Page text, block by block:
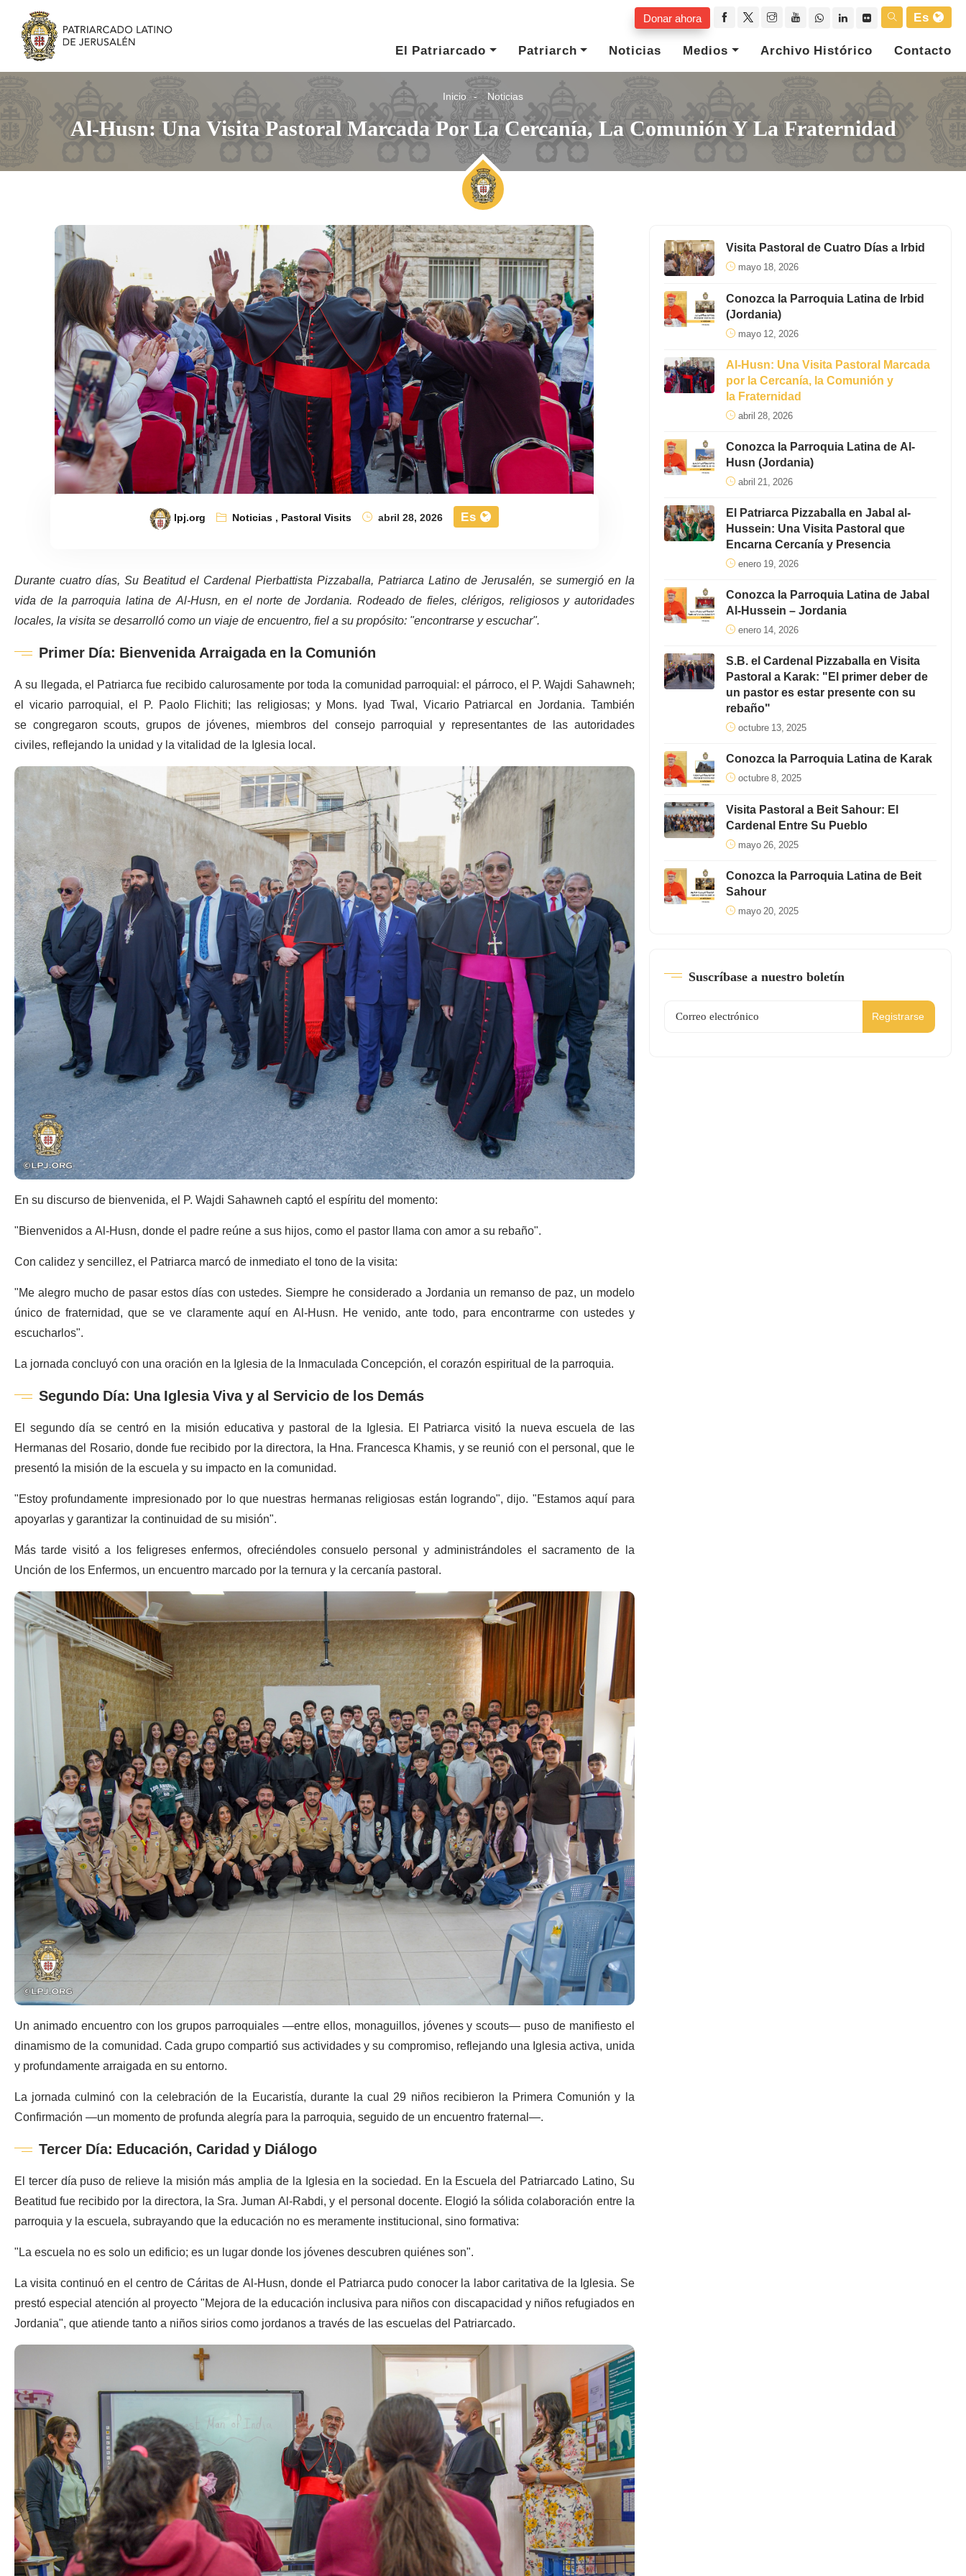
Donar ahora
Es
El Patriarcado
Patriarch Noticias Medios Archivo Histórico Contacto
Inicio Noticias
Al-Husn: Una Visita Pastoral Marcada Por La Cercanía, La Comunión Y La Fraternidad
lpj.org Noticias, Pastoral Visits abril 28, 2026 Es
Durante cuatro días, Su Beatitud el Cardenal Pierbattista Pizzaballa, Patriarca Latino de Jerusalén, se sumergió en la
vida de la parroquia latina de Al-Husn, en el norte de Jordania. Rodeado de fieles, clérigos, religiosos y autoridades
locales, la visita se desarrolló como un viaje de encuentro, fiel a su propósito: "encontrarse y escuchar".
Primer Día: Bienvenida Arraigada en la Comunión
A su llegada, el Patriarca fue recibido calurosamente por toda la comunidad parroquial: el párroco, el P. Wajdi Sahawneh;
el vicario parroquial, el P. Paolo Flichiti; las religiosas; y Mons. Iyad Twal, Vicario Patriarcal en Jordania. También
se congregaron scouts, grupos de jóvenes, miembros del consejo parroquial y representantes de las autoridades
civiles, reflejando la unidad y la vitalidad de la Iglesia local.
En su discurso de bienvenida, el P. Wajdi Sahawneh captó el espíritu del momento:
"Bienvenidos a Al-Husn, donde el padre reúne a sus hijos, como el pastor llama con amor a su rebaño".
Con calidez y sencillez, el Patriarca marcó de inmediato el tono de la visita:
"Me alegro mucho de pasar estos días con ustedes. Siempre he considerado a Jordania un remanso de paz, un modelo
único de fraternidad, que se ve claramente aquí en Al-Husn. He venido, ante todo, para encontrarme con ustedes y
escucharlos".
La jornada concluyó con una oración en la Iglesia de la Inmaculada Concepción, el corazón espiritual de la parroquia.
Segundo Día: Una Iglesia Viva y al Servicio de los Demás
El segundo día se centró en la misión educativa y pastoral de la Iglesia. El Patriarca visitó la nueva escuela de las
Hermanas del Rosario, donde fue recibido por la directora, la Hna. Francesca Khamis, y se reunió con el personal, que le
presentó la misión de la escuela y su impacto en la comunidad.
"Estoy profundamente impresionado por lo que nuestras hermanas religiosas están logrando", dijo. "Estamos aquí para
apoyarlas y garantizar la continuidad de su misión".
Más tarde visitó a los feligreses enfermos, ofreciéndoles consuelo personal y administrándoles el sacramento de la
Unción de los Enfermos, un encuentro marcado por la ternura y la cercanía pastoral.
Un animado encuentro con los grupos parroquiales —entre ellos, monaguillos, jóvenes y scouts— puso de manifiesto el
dinamismo de la comunidad. Cada grupo compartió sus actividades y su compromiso, reflejando una Iglesia activa, unida
y profundamente arraigada en su entorno.
La jornada culminó con la celebración de la Eucaristía, durante la cual 29 niños recibieron la Primera Comunión y la
Confirmación —un momento de profunda alegría para la parroquia, seguido de un encuentro fraternal—.
Tercer Día: Educación, Caridad y Diálogo
El tercer día puso de relieve la misión más amplia de la Iglesia en la sociedad. En la Escuela del Patriarcado Latino, Su
Beatitud fue recibido por la directora, la Sra. Juman Al-Rabdi, y el personal docente. Elogió la sólida colaboración entre la
parroquia y la escuela, subrayando que la educación no es meramente institucional, sino formativa:
"La escuela no es solo un edificio; es un lugar donde los jóvenes descubren quiénes son".
La visita continuó en el centro de Cáritas de Al-Husn, donde el Patriarca pudo conocer la labor caritativa de la Iglesia. Se
prestó especial atención al proyecto "Mejora de la educación inclusiva para niños con discapacidad y niños refugiados en
Jordania", que atiende tanto a niños sirios como jordanos a través de las escuelas del Patriarcado.
Visita Pastoral de Cuatro Días a Irbid
mayo 18, 2026
Conozca la Parroquia Latina de Irbid
(Jordania)
mayo 12, 2026
Al-Husn: Una Visita Pastoral Marcada
por la Cercanía, la Comunión y
la Fraternidad
abril 28, 2026
Conozca la Parroquia Latina de Al-
Husn (Jordania)
abril 21, 2026
El Patriarca Pizzaballa en Jabal al-
Hussein: Una Visita Pastoral que
Encarna Cercanía y Presencia
enero 19, 2026
Conozca la Parroquia Latina de Jabal
Al-Hussein – Jordania
enero 14, 2026
S.B. el Cardenal Pizzaballa en Visita
Pastoral a Karak: "El primer deber de
un pastor es estar presente con su
rebaño"
octubre 13, 2025
Conozca la Parroquia Latina de Karak
octubre 8, 2025
Visita Pastoral a Beit Sahour: El
Cardenal Entre Su Pueblo
mayo 26, 2025
Conozca la Parroquia Latina de Beit
Sahour
mayo 20, 2025
Suscríbase a nuestro boletín
Registrarse